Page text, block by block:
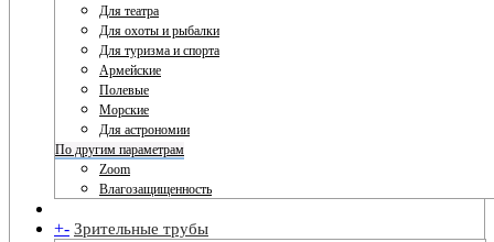
Для театра
Для охоты и рыбалки
Для туризма и спорта
Армейские
Полевые
Морские
Для астрономии
По другим параметрам
Zoom
Влагозащищенность
+- Зрительные трубы